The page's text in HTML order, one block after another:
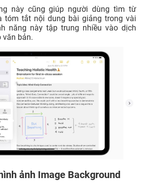
này cũng giúp người dùng tìm từ
tóm tắt nội dung bài giảng trong vài
năng này tập trung nhiều vào dịch
văn bản.
ảnh Image Background